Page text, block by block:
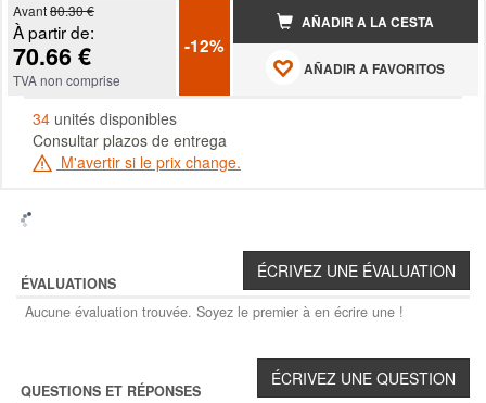
Avant80.30 €
À partir de:
70.66 €
TVA non comprise
-12%
AÑADIR A LA CESTA
AÑADIR A FAVORITOS
34 unités disponibles
Consultar plazos de entrega
M'avertir si le prix change.
ÉVALUATIONS
Aucune évaluation trouvée. Soyez le premier à en écrire une !
QUESTIONS ET RÉPONSES